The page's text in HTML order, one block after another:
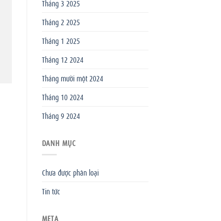
Tháng 3 2025
Tháng 2 2025
Tháng 1 2025
Tháng 12 2024
Tháng mười một 2024
Tháng 10 2024
Tháng 9 2024
DANH MỤC
Chưa được phân loại
Tin tức
META